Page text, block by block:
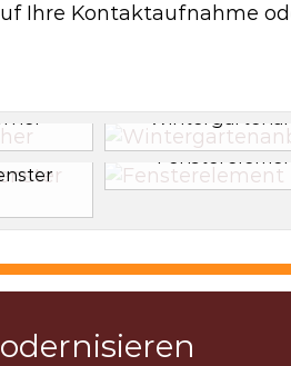
Ihre Kontaktaufnahme